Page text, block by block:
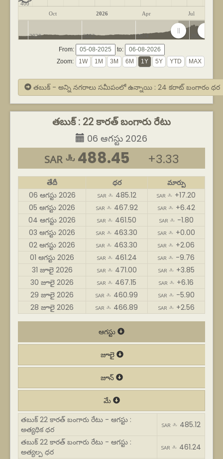
Oct 2026 Apr Jul
400
2020 2022 2024 2026
From:
to:
Zoom:
తబుక్ - అన్ని నగరాలు సమీపంలో ఉన్నాయి : 24 కరాట్ బంగారం ధర
తబుక్ : 22 కారత్ బంగారు రేటు
06 ఆగస్టు 2026
SAR ﷼ 488.45 +3.33
తేదీ ధర
మార్పు
06 ఆగస్టు 2026
SAR ﷼ 485.12 SAR ﷼ +17.20
05 ఆగస్టు 2026
SAR ﷼ 467.92 SAR ﷼ +6.42
04 ఆగస్టు 2026
SAR ﷼ 461.50 SAR ﷼ -1.80
03 ఆగస్టు 2026
SAR ﷼ 463.30 SAR ﷼ +0.00
02 ఆగస్టు 2026
SAR ﷼ 463.30 SAR ﷼ +2.06
01 ఆగస్టు 2026
SAR ﷼ 461.24 SAR ﷼ -9.76
31 జూలై 2026
SAR ﷼ 471.00 SAR ﷼ +3.85
30 జూలై 2026
SAR ﷼ 467.15 SAR ﷼ +6.16
29 జూలై 2026
SAR ﷼ 460.99 SAR ﷼ -5.90
28 జూలై 2026
SAR ﷼ 466.89 SAR ﷼ +2.56
ఆగస్టు
జూలై
జూన్
మే
తబుక్ 22 కారత్ బంగారు రేటు - ఆగస్టు :
అత్యధిక ధర
SAR ﷼ 485.12
తబుక్ 22 కారత్ బంగారు రేటు - ఆగస్టు :
అత్యల్ప ధర
SAR ﷼ 461.24